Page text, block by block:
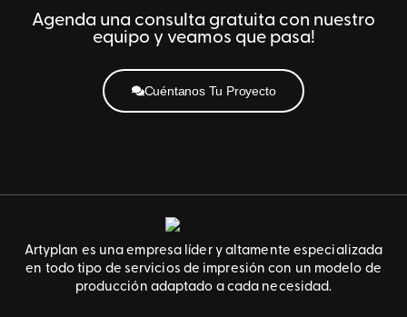
Agenda una consulta gratuita con nuestro
equipo y veamos que pasa!
Cuéntanos Tu Proyecto
Artyplan es una empresa líder y altamente especializada
en todo tipo de servicios de impresión con un modelo de
producción adaptado a cada necesidad.